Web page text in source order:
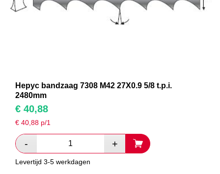
Hepyc bandzaag 7308 M42 27X0.9 5/8 t.p.i.
2480mm
€ 40,88
€40,88 p/1
Levertijd 3-5 werkdagen